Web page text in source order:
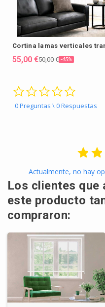
Cortina lamas verticales
55,00 €50,00 € -45%
0 Preguntas \ 0 Respuestas
Actualmente, no hay
Los clientes que
este producto
compraron: